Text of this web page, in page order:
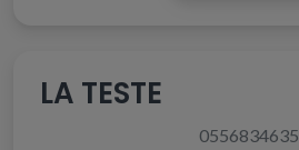
LA TESTE
0556834635